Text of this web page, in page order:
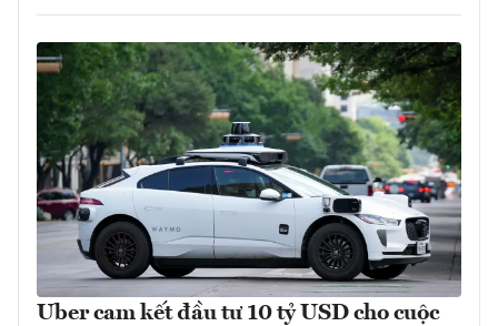
Uber cam kết đầu tư 10 tỷ USD cho cuộc